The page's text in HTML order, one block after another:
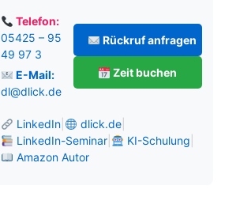
Telefon:
05425 – 95
49 97 3
E-Mail:
dl@dlick.de
Rückruf anfragen
Zeit buchen
LinkedIn| dlick.de|
LinkedIn-Seminar| KI-Schulung
Amazon Autor